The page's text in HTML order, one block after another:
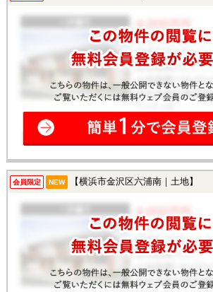
会員限定 NEW 【横浜市金沢区六浦南｜土地】